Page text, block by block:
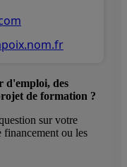
d'emploi, des
de formation ?
sur votre
financement ou les